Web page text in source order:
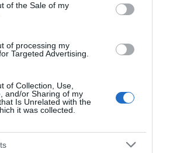
of the Sale of my
of processing my
Targeted Advertising.
of Collection, Use,
and/or Sharing of my
Is Unrelated with the
it was collected.
Ένα βαθυστόχαστο έργο του
είναι εδώ. Χρειάζεται όμως
σημειώσατε…
ΑΠΟΧΑΙΡΕΤΙΣΜΟΣ ΣΤΗ